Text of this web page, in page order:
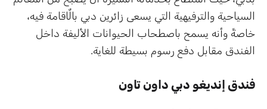
السياحية والترفيهية التي يسعى زائرين دبي بالٌاقامة فيه،
خاصةً وأنه يسمح باصطحاب الحيوانات الأليفة داخل
الفندق مقابل دفع رسوم بسيطة للغاية.
فندق إنديغو دبي داون تاون